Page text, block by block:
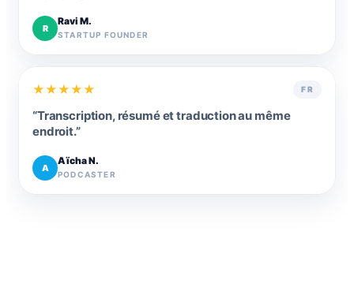
R
Ravi M.
STARTUP FOUNDER
★★★★★ FR
“Transcription, résumé et traduction au même
endroit.”
A
Aïcha N.
PODCASTER